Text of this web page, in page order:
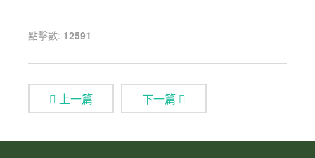
點擊數: 12591
上一篇 下一篇